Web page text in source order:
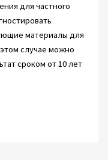
для частного
материалы для
случае можно
сроком от 10 лет